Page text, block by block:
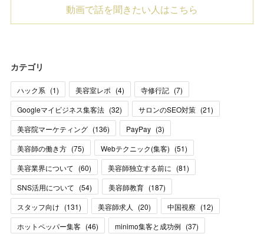
動画で話を聞きたい人はこちら
カテゴリ
ハック系 (1) 美容室レポ (4) 寺修行記 (7)
Googleマイビジネス集客法 (32) サロンのSEO対策 (21)
美容院マーケティング (136) PayPay (3)
美容師の働き方 (75) Webテクニック(集客) (51)
美容業界について (60) 美容師独立する前に (81)
SNS活用について (54) 美容師教育 (187)
スタッフ向け (131) 美容師求人 (20) 中国視察 (12)
ホットペッパー集客 (46) minimo集客と成功例 (37)